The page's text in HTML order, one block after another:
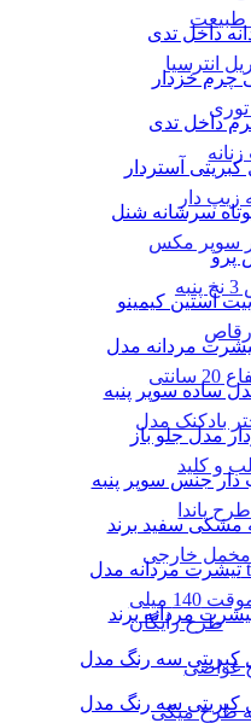
انترسیا
دار
سوپر مکس
و کلید
پاندا
اسپری تتو موقت 140 میلی ROLS با 300
طرح رایگان
غواصی
طرح میکی
داخل تدی
چرم خزدار
داخل تدی
آستردار
سرشانه شنل
پرو
آستین کیمینو
ساده سوپر پنبه
مدل جلو باز
جنس سوپر پنبه